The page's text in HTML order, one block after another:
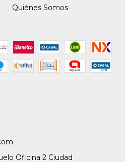
Quiénes Somos
Oficina 2 Ciudad